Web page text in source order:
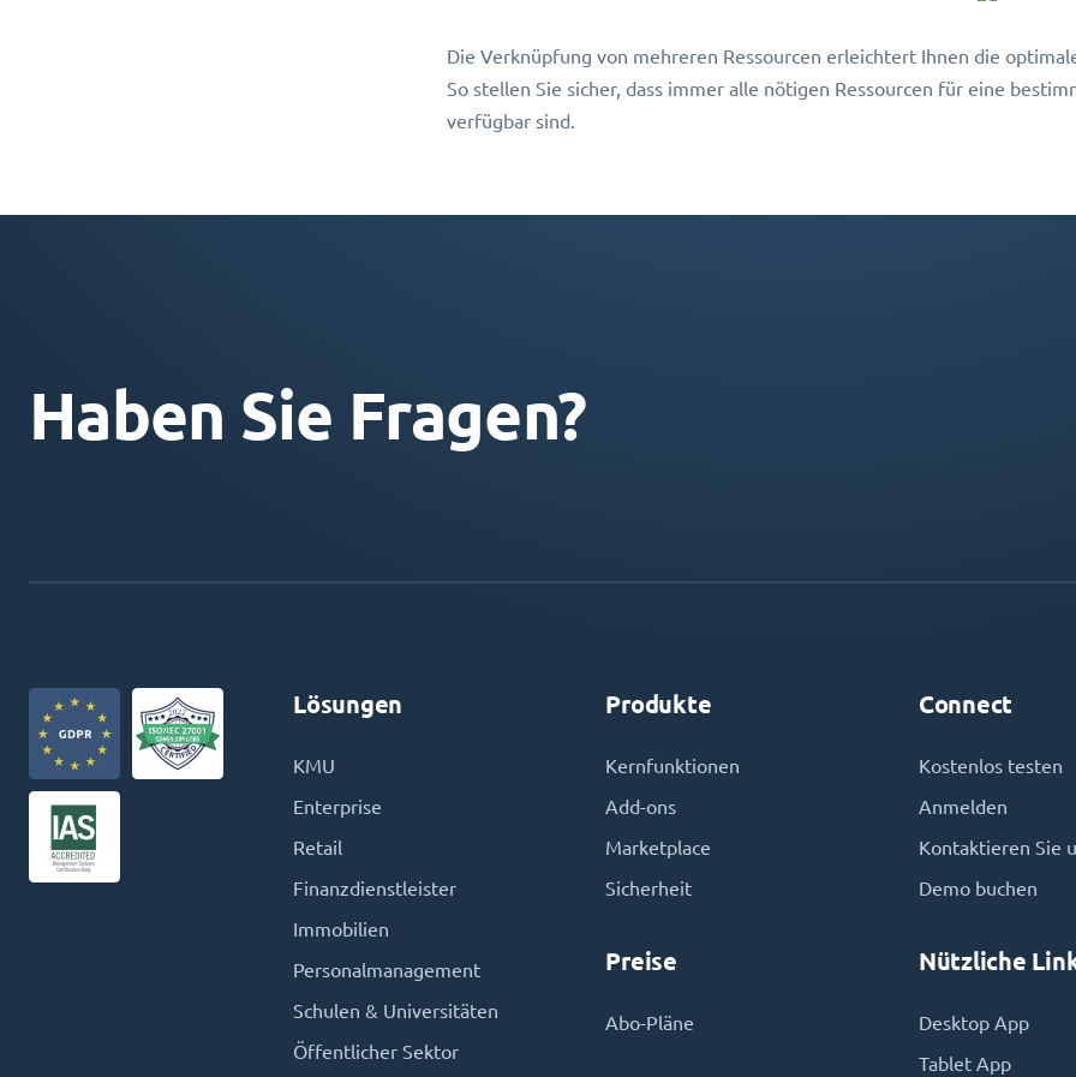
Die Verknüpfung von mehreren Ressourcen erleichtert Ihnen die
So stellen Sie sicher, dass immer alle nötigen Ressourcen für eine
verfügbar sind.
Haben Sie Fragen?
Lösungen
KMU
Enterprise
Retail
Finanzdienstleister
Immobilien
Personalmanagement
Schulen & Universitäten
Öffentlicher Sektor
Produkte
Kernfunktionen
Add-ons
Marketplace
Sicherheit
Preise
Abo-Pläne
Connect
Kostenlos testen
Anmelden
Kontaktieren Sie
Demo buchen
Nützliche
Desktop App
Tablet App